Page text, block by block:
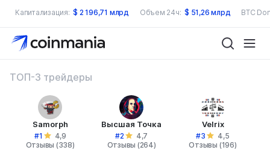
Капитализация: $ 2 196,71 млрд Объем 24ч: $ 51,26 млрд BTC
ТОП-3 трейдеры
Samorph
#1
4,9
Отзывы (338)
Высшая Точка
#2
4,7
Отзывы (264)
Velrix
#3
4,5
Отзывы (196)